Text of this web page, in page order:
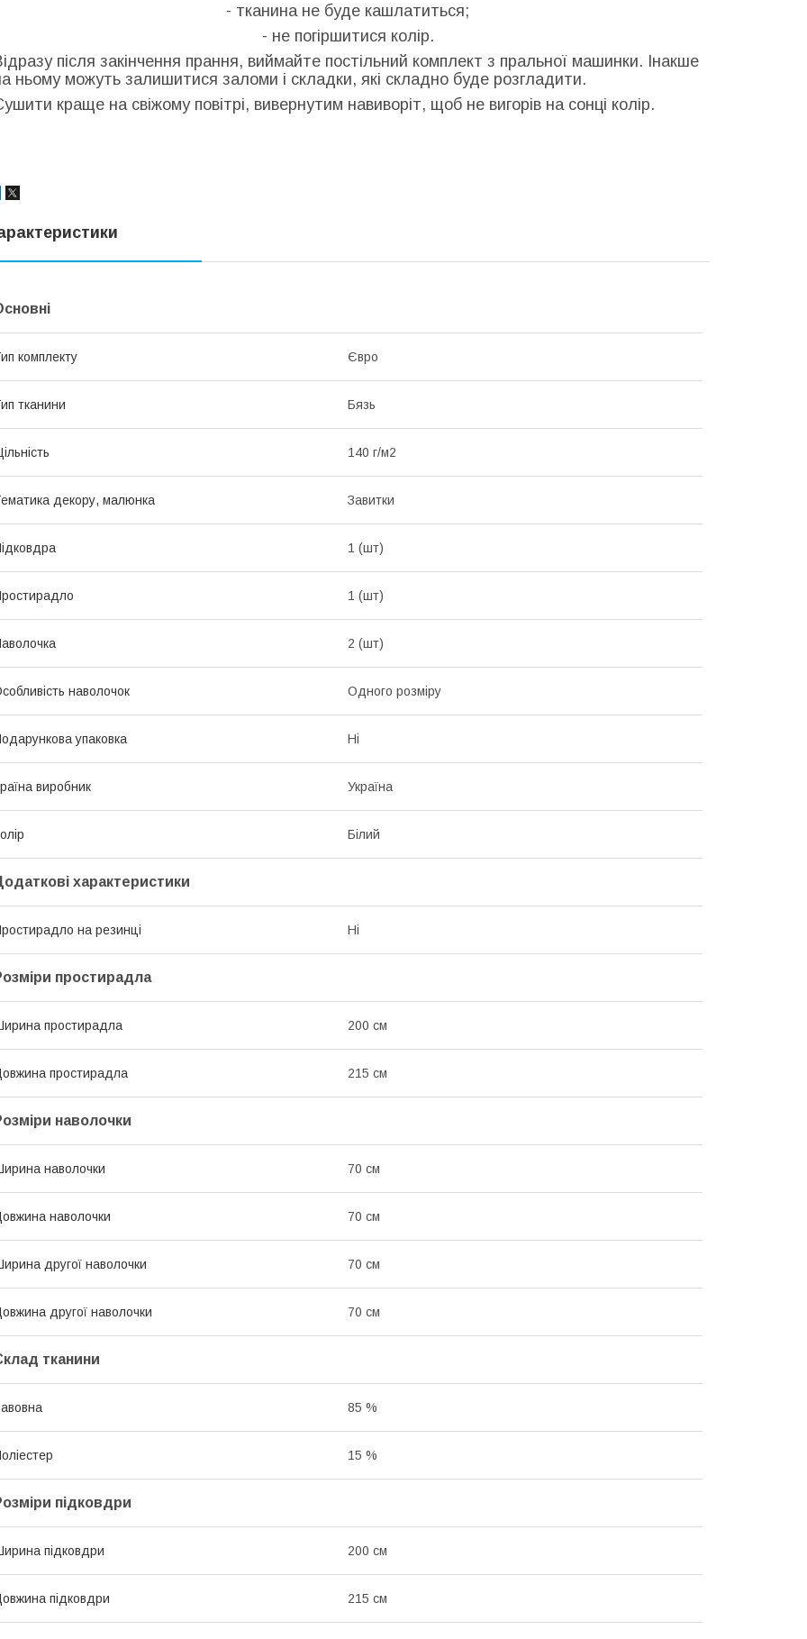
- тканина не буде кашлатиться;
- не погіршитися колір.
після закінчення прання, виймайте постільний комплект з пральної машинки. Інакше
ньому можуть залишитися заломи і складки, які складно буде розгладити.
краще на свіжому повітрі, вивернутим навиворіт, щоб не вигорів на сонці колір.
комплекту Євро
тканини Бязь
140 г/м2
декору, малюнка Завитки
1 (шт)
1 (шт)
2 (шт)
наволочок Одного розміру
упаковка Ні
виробник Україна
Білий
характеристики
на резинці Ні
простирадла
простирадла 200 см
простирадла 215 см
наволочки
наволочки 70 см
наволочки 70 см
другої наволочки 70 см
другої наволочки 70 см
тканини
85 %
15 %
підковдри
підковдри 200 см
підковдри 215 см